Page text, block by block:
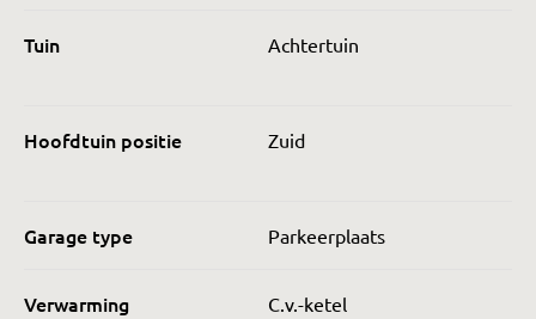
Tuin Achtertuin
Hoofdtuin positie Zuid
Garage type Parkeerplaats
Verwarming C.v.-ketel